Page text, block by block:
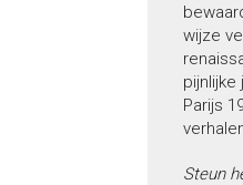
wijze
Parijs
Steun